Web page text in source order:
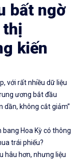
bất ngờ
thị
kiến
với rất nhiều dữ liệu
ương bắt đầu
dần, không cắt giảm”
bang Hoa Kỳ có thông
trái phiếu?
hâu hơn, nhưng liệu